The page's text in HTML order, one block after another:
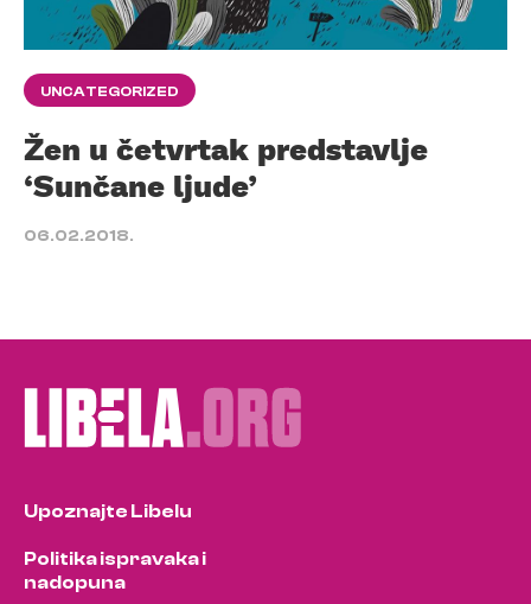
UNCATEGORIZED
Žen u četvrtak predstavlje
‘Sunčane ljude’
06.02.2018.
Upoznajte Libelu
Politika ispravaka i
nadopuna